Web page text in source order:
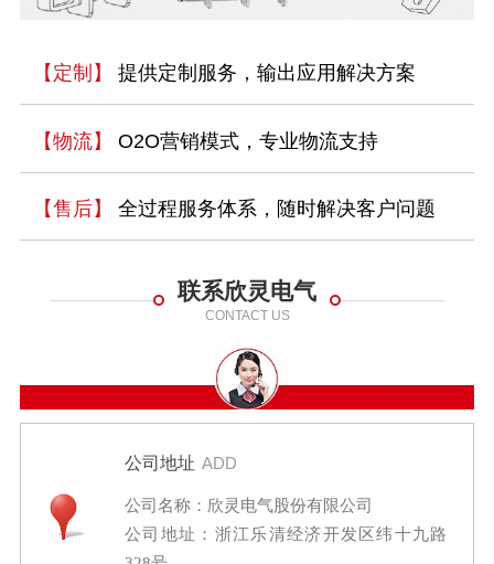
【定制】 提供定制服务，输出应用解决方案
【物流】 O2O营销模式，专业物流支持
【售后】 全过程服务体系，随时解决客户问题
联系欣灵电气
CONTACT US
公司地址 ADD
公司名称：欣灵电气股份有限公司
公司地址：浙江乐清经济开发区纬十九路